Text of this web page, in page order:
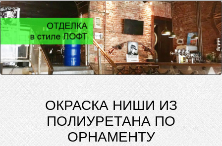
ОКРАСКА НИШИ ИЗ
ПОЛИУРЕТАНА ПО
ОРНАМЕНТУ